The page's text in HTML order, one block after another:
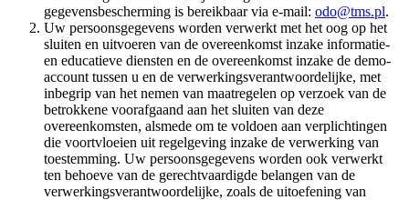
gegevensbescherming is bereikbaar via e-mail: odo@tms.pl.
Uw persoonsgegevens worden verwerkt met het oog op het
sluiten en uitvoeren van de overeenkomst inzake informatie-
en educatieve diensten en de overeenkomst inzake de demo-
account tussen u en de verwerkingsverantwoordelijke, met
inbegrip van het nemen van maatregelen op verzoek van de
betrokkene voorafgaand aan het sluiten van deze
overeenkomsten, alsmede om te voldoen aan verplichtingen
die voortvloeien uit regelgeving inzake de verwerking van
toestemming. Uw persoonsgegevens worden ook verwerkt
ten behoeve van de gerechtvaardigde belangen van de
verwerkingsverantwoordelijke, zoals de uitoefening van